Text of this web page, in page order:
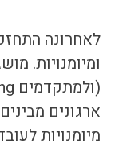
לאחרונה
ארגונים
מיומנויות